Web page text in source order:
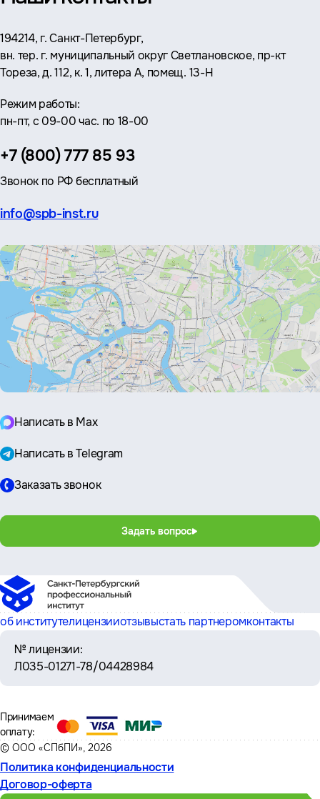
Адрес:
194214, г. Санкт-Петербург,
вн. тер. г. муниципальный округ Светлановское, пр-кт
Тореза, д. 112, к. 1, литера А, помещ. 13-Н
Режим работы:
пн-пт, с 09-00 час. по 18-00
Телефон:
+7 (800) 777 85 93
Звонок по РФ бесплатный
Эл.
info@spb-inst.ru
Написать в Max
Написать в Telegram
Заказать звонок
Задать вопрос
об институтелицензииотзывыстать партнеромконтакты
№ лицензии:
Л035-01271-78/04428984
© ООО «СПбПИ», 2026
Политика конфиденциальности
Договор-оферта
Принимаем
оплату: